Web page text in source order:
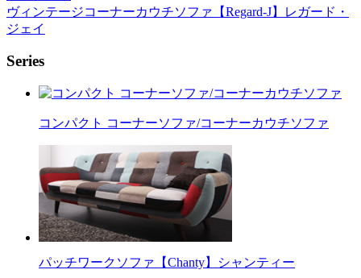
ヴィンテージコーナーカウチソファ【Regard-J】レガード・
ジェイ
Series
コンパクト コーナーソファ/コーナーカウチソファ
パッチワークソファ【Chanty】シャンティー